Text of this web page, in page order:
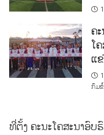
ຄ
ໂ
ແ
ກົມ
ທີ່ຕັ້ງ ຄະນະໂຄສະນາອົບ